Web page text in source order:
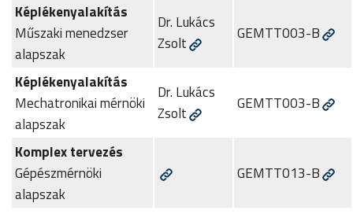
Képlékenyalakítás
Műszaki menedzser
alapszak
Dr. Lukács
Zsolt
GEMTT003-B
Képlékenyalakítás
Mechatronikai mérnöki
alapszak
Dr. Lukács
Zsolt
GEMTT003-B
Komplex tervezés
Gépészmérnöki
alapszak
GEMTT013-B